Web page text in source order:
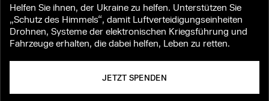
Helfen Sie ihnen, der Ukraine zu helfen. Unterstützen Sie
„Schutz des Himmels“, damit Luftverteidigungseinheiten
Drohnen, Systeme der elektronischen Kriegsführung und
Fahrzeuge erhalten, die dabei helfen, Leben zu retten.
JETZT SPENDEN